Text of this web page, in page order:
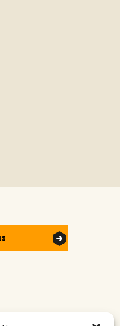
audéveloppement de